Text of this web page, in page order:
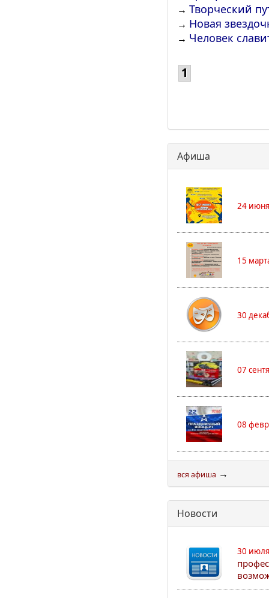
→ Творческий
→ Новая
→ Человек
1
Афиша
24
15
30
07
08
вся афиша →
Новости
30